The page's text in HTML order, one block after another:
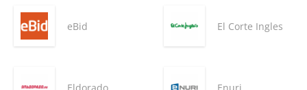
eBid El Corte Ingles
Eldorado Enuri